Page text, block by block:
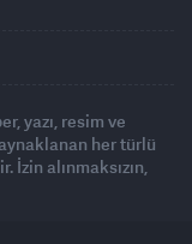
yazı, resim ve
her türlü
alınmaksızın,